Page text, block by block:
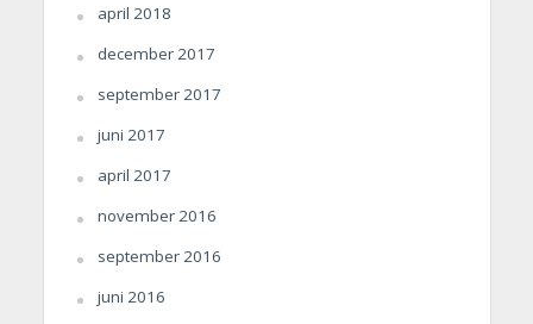
april 2018
december 2017
september 2017
juni 2017
april 2017
november 2016
september 2016
juni 2016